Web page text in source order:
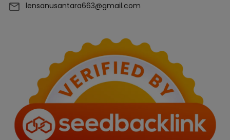
lensanusantara663@gmail.com